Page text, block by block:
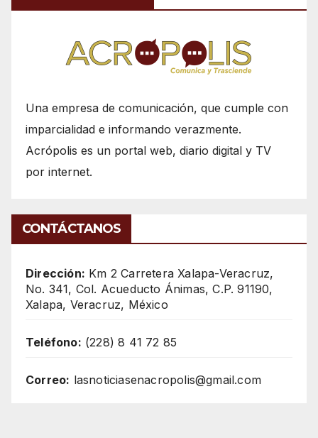
Una empresa de comunicación, que cumple con
imparcialidad e informando verazmente.
Acrópolis es un portal web, diario digital y TV
por internet.
CONTÁCTANOS
Dirección: Km 2 Carretera Xalapa-Veracruz,
No. 341, Col. Acueducto Ánimas, C.P. 91190,
Xalapa, Veracruz, México
Teléfono: (228) 8 41 72 85
Correo: lasnoticiasenacropolis@gmail.com